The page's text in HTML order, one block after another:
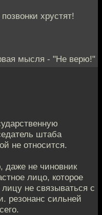
хрустят!
мысля - "Не верю!"
штаба
не относится.
даже не чиновник
лицо, которое
не связываться с
резонанс сильней